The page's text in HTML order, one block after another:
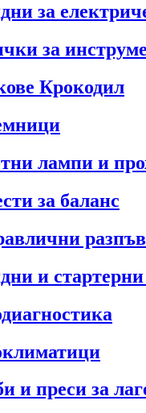
за
за
Крокодил
лампи и
за баланс
и
и преси за